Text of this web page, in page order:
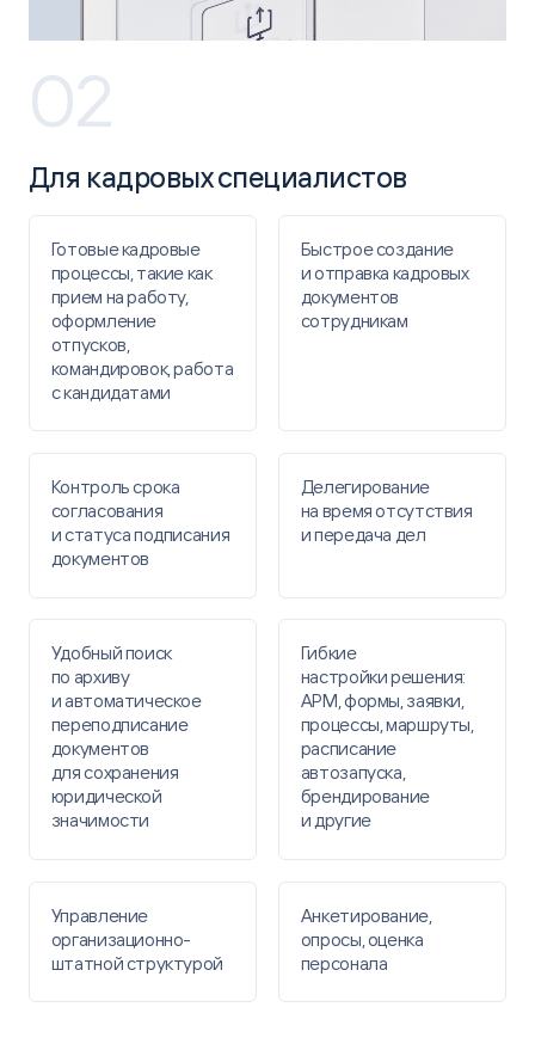
02
Для кадровых специалистов
Готовые кадровые
процессы, такиекак
прием на работу,
оформление ​
отпусков,
командировок, ​работа
с кандидатами
Быстрое создание
и отправка ​кадровых
документов
сотрудникам
Контроль срока
согласования​
​и статуса подписания
документов​
Делегирование
на время ​отсутствия
и передача дел
Удобный поиск
по архиву ​
и автоматическое
переподписание
документов
для сохранения ​
юридической
значимости
Гибкие
настройки решения: ​
АРМ, формы, заявки,
процессы, ​маршруты,
расписание
автозапуска,
брендирование
и другие
Управление
организационно-​
штатной структурой​
Анкетирование,
опросы, оценка
персонала